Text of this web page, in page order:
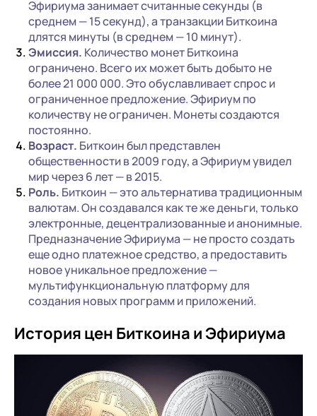
Эфириума занимает считанные секунды (в
среднем — 15 секунд), а транзакции Биткоина
длятся минуты (в среднем — 10 минут).
Эмиссия. Количество монет Биткоина
ограничено. Всего их может быть добыто не
более 21 000 000. Это обуславливает спрос и
ограниченное предложение. Эфириум по
количеству не ограничен. Монеты создаются
постоянно.
Возраст. Биткоин был представлен
общественности в 2009 году, а Эфириум увидел
мир через 6 лет — в 2015.
Роль. Биткоин — это альтернатива традиционным
валютам. Он создавался как те же деньги, только
электронные, децентрализованные и анонимные.
Предназначение Эфириума — не просто создать
еще одно платежное средство, а предоставить
новое уникальное предложение —
мультифункциональную платформу для
создания новых программ и приложений.
История цен Биткоина и Эфириума